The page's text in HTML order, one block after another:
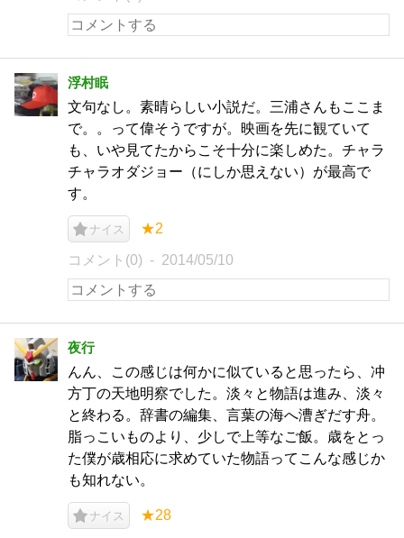
浮村眠
文句なし。素晴らしい小説だ。三浦さんもここま
で。。って偉そうですが。映画を先に観ていて
も、いや見てたからこそ十分に楽しめた。チャラ
チャラオダジョー（にしか思えない）が最高で
す。
ナイス ★2
コメント(0) 2014/05/10
夜行
んん、この感じは何かに似ていると思ったら、冲
方丁の天地明察でした。淡々と物語は進み、淡々
と終わる。辞書の編集、言葉の海へ漕ぎだす舟。
脂っこいものより、少しで上等なご飯。歳をとっ
た僕が歳相応に求めていた物語ってこんな感じか
も知れない。
ナイス ★28